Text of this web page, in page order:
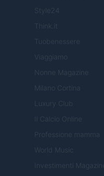
Style24
Think.it
Tuobenessere
Viaggiamo
Nonne Magazine
Milano Cortina
Luxury Club
Il Calcio Online
Professione mamma
World Music
Investimenti Magazine